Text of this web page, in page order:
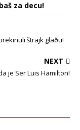
za decu!
štrajk glaðu!
NEXT
je Ser Luis Hamilton!